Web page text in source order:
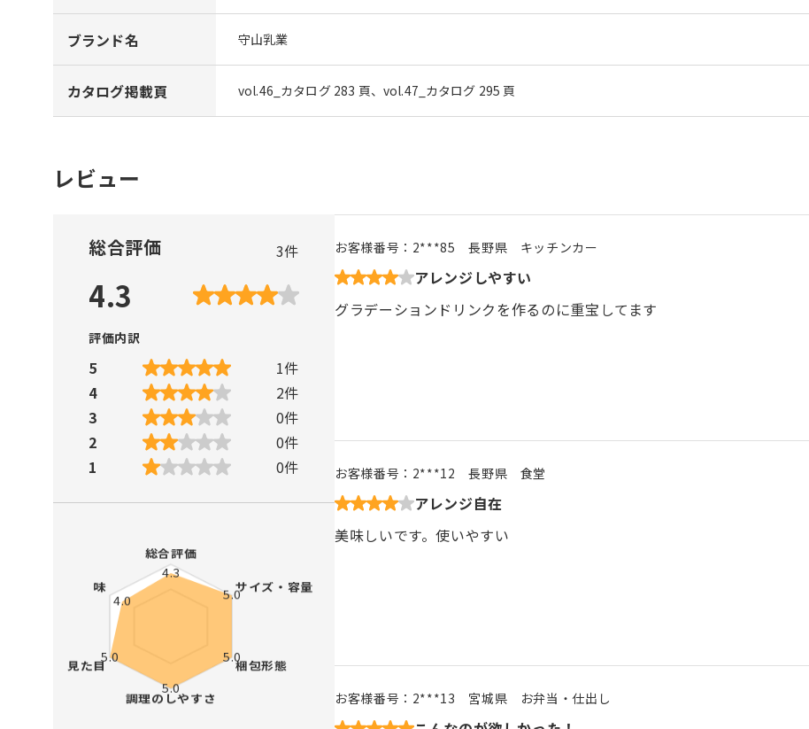
ブランド名 守山乳業
カタログ掲載頁 vol.46_カタログ 283 頁、vol.47_カタログ 295 頁
レビュー
総合評価 3件
4.3
評価内訳
5 1件
4
2件
3
0件
2
0件
1
0件
お客様番号： 2***85 長野県 キッチンカー
アレンジしやすい
グラデーションドリンクを作るのに重宝してます
お客様番号： 2***12 長野県 食堂
アレンジ自在
美味しいです。使いやすい
お客様番号： 2***13 宮城県 お弁当・仕出し